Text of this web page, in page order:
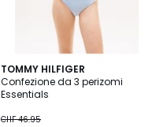
TOMMY HILFIGER
Confezione da 3 perizomi
Essentials
CHF 46.95